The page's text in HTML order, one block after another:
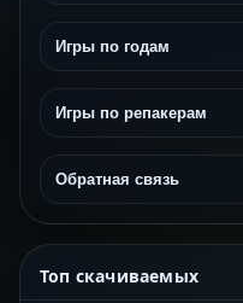
Игры по годам
Игры по репакерам
Обратная связь
Топ скачиваемых